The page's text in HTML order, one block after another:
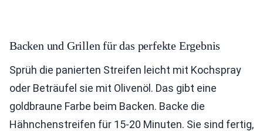
Backen und Grillen für das perfekte Ergebnis
Sprüh die panierten Streifen leicht mit Kochspray
oder Beträufel sie mit Olivenöl. Das gibt eine
goldbraune Farbe beim Backen. Backe die
Hähnchenstreifen für 15-20 Minuten. Sie sind fertig,